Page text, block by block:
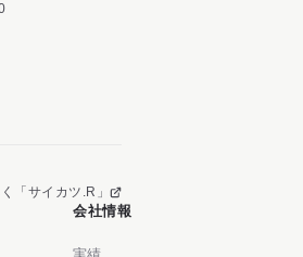
「サイカツ.R」
会社情報